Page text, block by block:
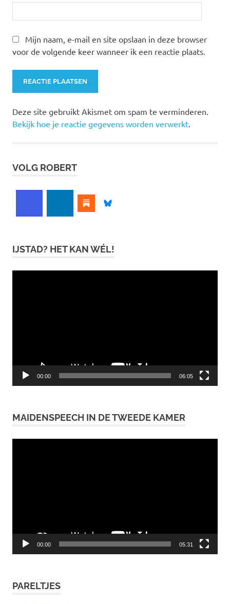
Mijn naam, e-mail en site opslaan in deze browser
voor de volgende keer wanneer ik een reactie plaats.
Deze site gebruikt Akismet om spam te verminderen.
Bekijk hoe je reactie gegevens worden verwerkt
VOLG ROBERT
IJSTAD? HET KAN WÉL!
00:00 06:05
MAIDENSPEECH IN DE TWEEDE KAMER
00:00 05:31
PARELTJES